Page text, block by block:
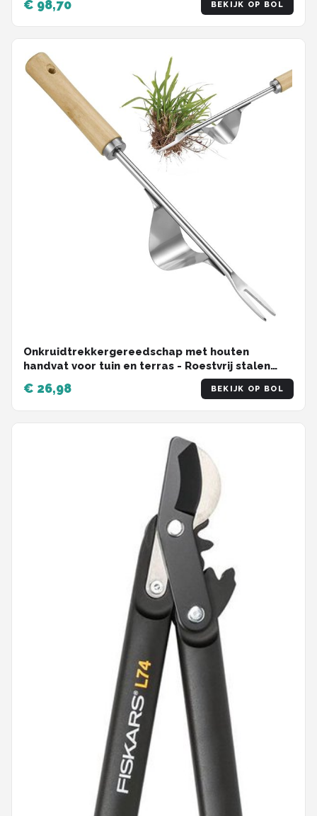
€ 98,70 BEKIJK OP BOL
Onkruidtrekkergereedschap met houten
handvat voor tuin en terras - Roestvrij stalen
onkruidverdelger voor diepe wortels
€ 26,98 BEKIJK OP BOL